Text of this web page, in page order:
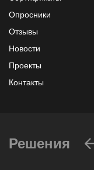
Опросники
Отзывы
Новости
Проекты
Контакты
Решения